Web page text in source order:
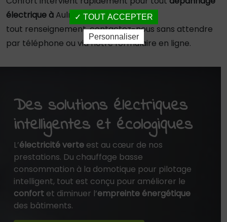
électrique à Aulnoye-Aymeries. Pour
tout renseignement, contactez-nous sans attendre
par téléphone ou via notre formulaire en ligne.
Des solutions électriques
intelligentes et écologiques
L’électricité verte est au cœur de nos
prestations. Du chauffage basse
consommation à la domotique pour pilotage
intelligent, tout est conçu pour améliorer le
confort et diminuer l’empreinte énergétique
des bâtiments.
TOUT ACCEPTER
Personnaliser